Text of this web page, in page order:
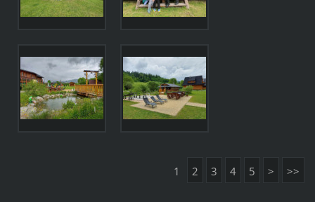
1 2 3 4 5 > >>